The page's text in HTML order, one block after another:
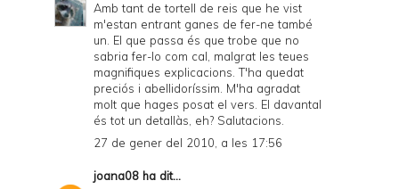
Amb tant de tortell de reis que he vist
m'estan entrant ganes de fer-ne també
un. El que passa és que trobe que no
sabria fer-lo com cal, malgrat les teues
magnifiques explicacions. T'ha quedat
preciós i abellidoríssim. M'ha agradat
molt que hages posat el vers. El davantal
és tot un detallàs, eh? Salutacions.
27 de gener del 2010, a les 17:56
joana08 ha dit...